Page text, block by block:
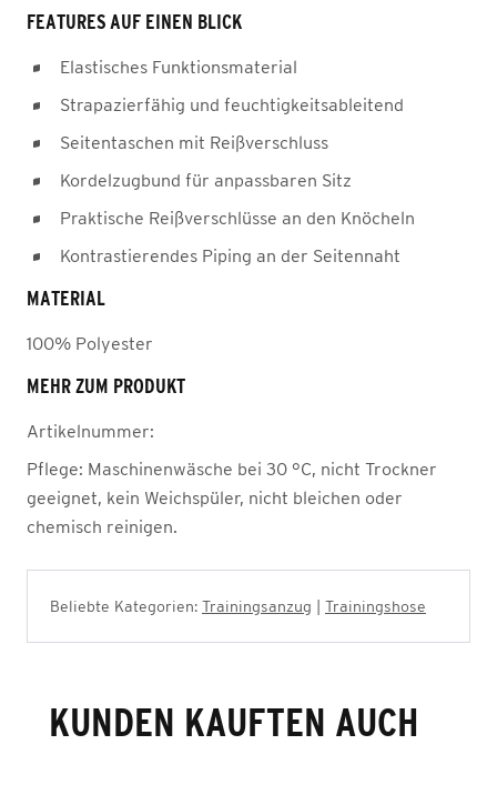
FEATURES AUF EINEN BLICK
Elastisches Funktionsmaterial
Strapazierfähig und feuchtigkeitsableitend
Seitentaschen mit Reißverschluss
Kordelzugbund für anpassbaren Sitz
Praktische Reißverschlüsse an den Knöcheln
Kontrastierendes Piping an der Seitennaht
MATERIAL
100% Polyester
MEHR ZUM PRODUKT
Artikelnummer:
Pflege: Maschinenwäsche bei 30 °C, nicht Trockner
geeignet, kein Weichspüler, nicht bleichen oder
chemisch reinigen.
Beliebte Kategorien: Trainingsanzug Trainingshose
KUNDEN KAUFTEN AUCH